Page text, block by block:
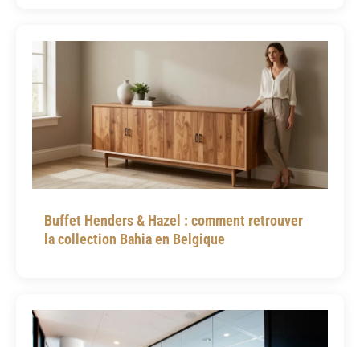
Buffet Henders & Hazel : comment retrouver
la collection Bahia en Belgique